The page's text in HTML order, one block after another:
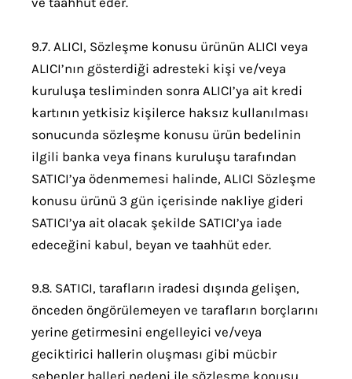
9.7. ALICI, Sözleşme konusu ürünün ALICI veya
ALICI’nın gösterdiği adresteki kişi ve/veya
kuruluşa tesliminden sonra ALICI’ya ait kredi
kartının yetkisiz kişilerce haksız kullanılması
sonucunda sözleşme konusu ürün bedelinin
ilgili banka veya finans kuruluşu tarafından
SATICI’ya ödenmemesi halinde, ALICI Sözleşme
konusu ürünü 3 gün içerisinde nakliye gideri
SATICI’ya ait olacak şekilde SATICI’ya iade
edeceğini kabul, beyan ve taahhüt eder.
9.8. SATICI, tarafların iradesi dışında gelişen,
önceden öngörülemeyen ve tarafların borçlarını
yerine getirmesini engelleyici ve/veya
geciktirici hallerin oluşması gibi mücbir
sebepler halleri nedeni ile sözleşme konusu